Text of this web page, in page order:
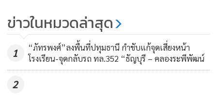
ควบคุมการบินจากระยะไกล และสนับสนุนสถานที่ในการจัดการ
สอนภาคทฤษฎี รวมถึงสนับสนุนคณะอาจารย์ผู้สอนที่เกี่ยวข้อง
ให้ได้รับการอบรมทั้งในประเทศและต่างประเทศ และส่วนอื่นๆ
ที่เกี่ยวข้อง เพื่อประโยชน์ร่วมกันของทั้งสามฝ่ายต่อไป
ในโอกาสนี้ สถาบันการบินพลเรือน ได้ร่วมพิธีแถลงข่าวเปิดตัว
1,560
คาดเปิดทางฝ่ายการเมืองตั้งคนใหม่
ข่าวในหมวดล่าสุด
1
“ภัทรพงศ์”ลงพื้นที่ปทุมธานี กำชับแก้จุดเสี่ยงหน้า
โรงเรียน-จุดกลับรถ ทล.352 “ธัญบุรี – คลองระพีพัฒน์
2